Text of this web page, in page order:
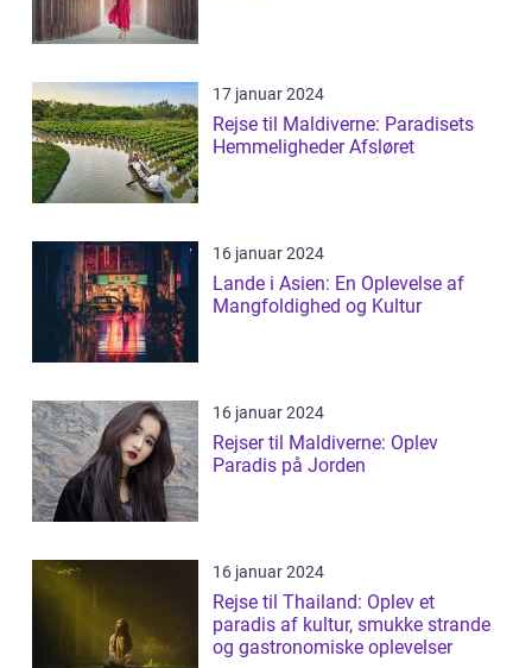
17 januar 2024
Rejse til Maldiverne: Paradisets
Hemmeligheder Afsløret
16 januar 2024
Lande i Asien: En Oplevelse af
Mangfoldighed og Kultur
16 januar 2024
Rejser til Maldiverne: Oplev
Paradis på Jorden
16 januar 2024
Rejse til Thailand: Oplev et
paradis af kultur, smukke strande
og gastronomiske oplevelser